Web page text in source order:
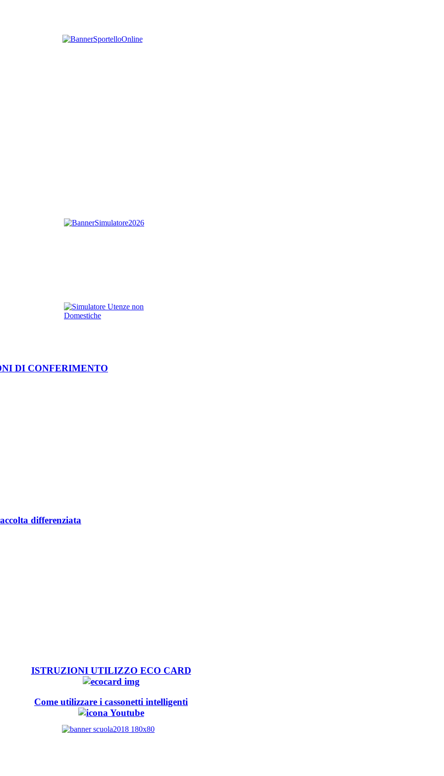
DI CONFERIMENTO
differenziata
ISTRUZIONI UTILIZZO ECO CARD
Come utilizzare i cassonetti intelligenti